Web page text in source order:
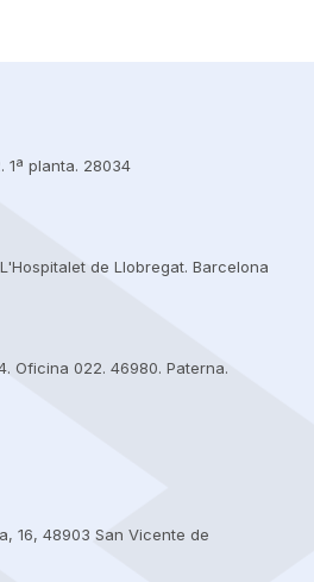
1ª planta. 28034
de Llobregat. Barcelona
Oficina 022. 46980. Paterna.
16, 48903 San Vicente de